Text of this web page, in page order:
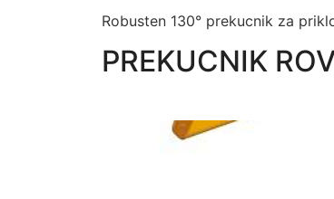
Robusten 130° prekucnik za
PREKUCNIK